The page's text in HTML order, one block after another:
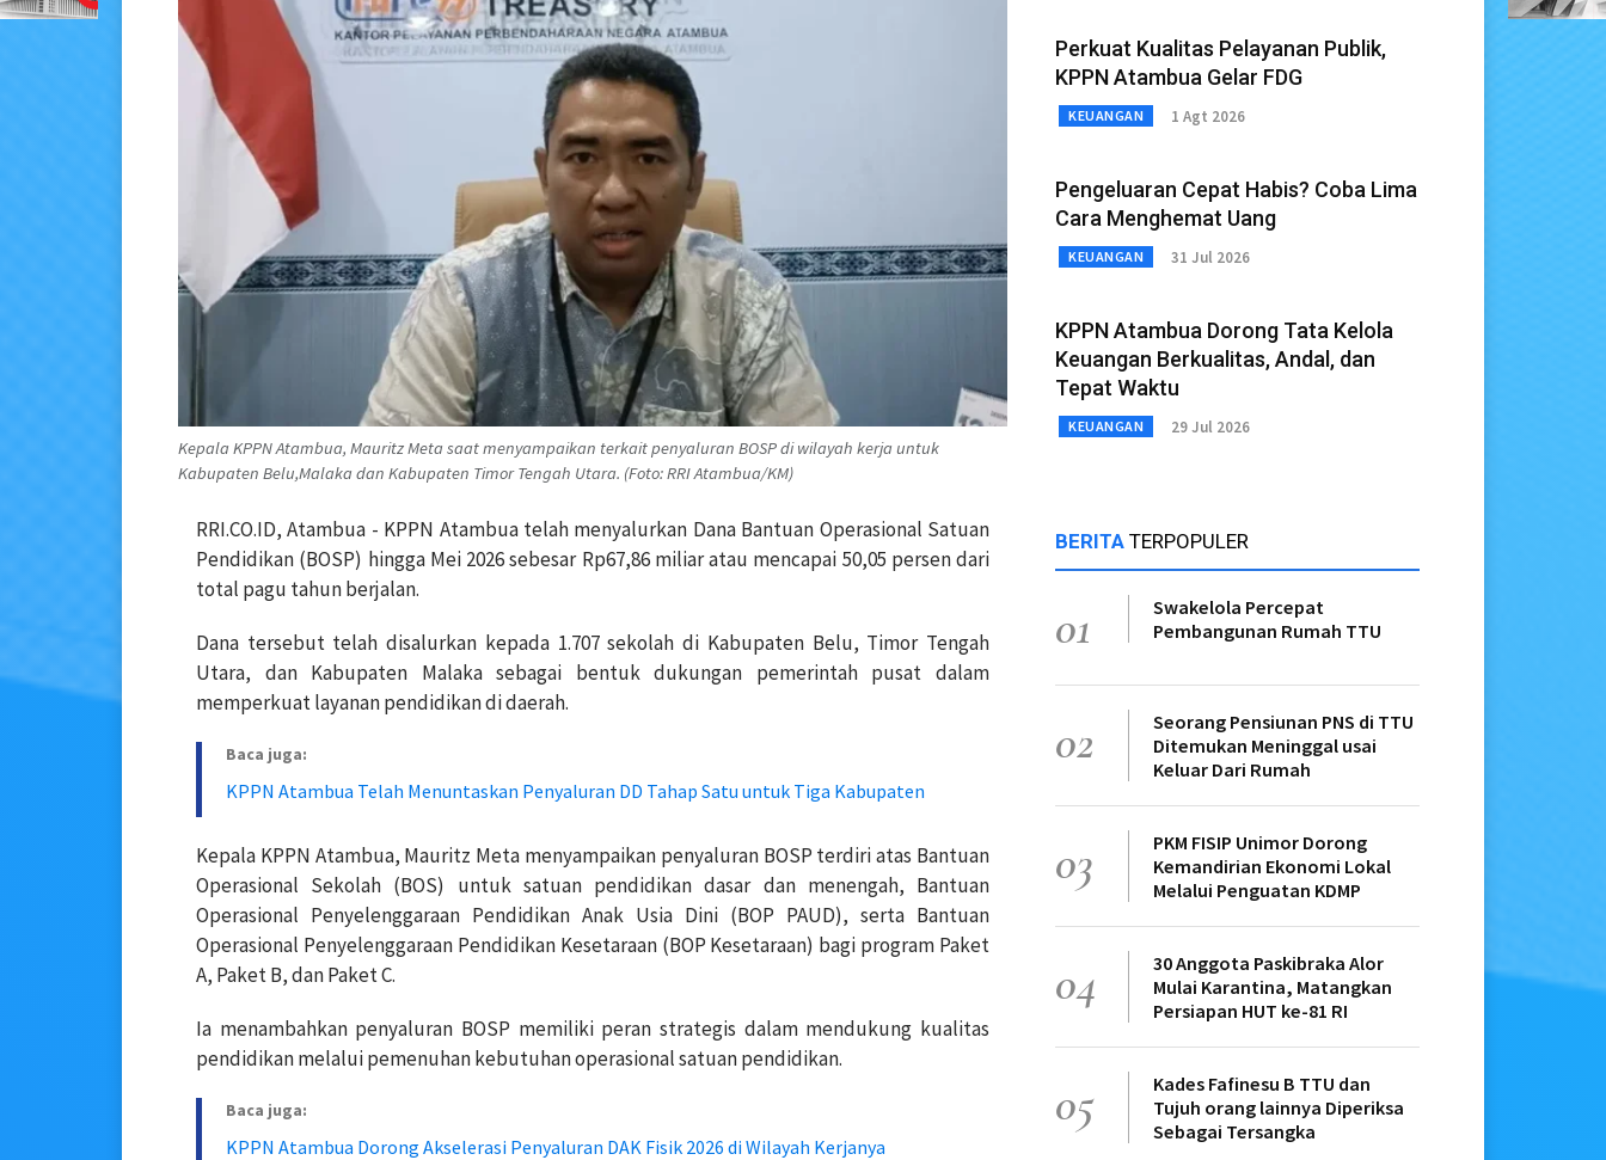
Kepala KPPN Atambua, Mauritz Meta saat menyampaikan terkait penyaluran BOSP di wilayah kerja untuk
Kabupaten Belu,Malaka dan Kabupaten Timor Tengah Utara. (Foto: RRI Atambua/KM)
RRI.CO.ID, Atambua - KPPN Atambua telah menyalurkan Dana Bantuan Operasional Satuan
Pendidikan (BOSP) hingga Mei 2026 sebesar Rp67,86 miliar atau mencapai 50,05 persen dari
total pagu tahun berjalan.
Dana tersebut telah disalurkan kepada 1.707 sekolah di Kabupaten Belu, Timor Tengah
Utara, dan Kabupaten Malaka sebagai bentuk dukungan pemerintah pusat dalam
memperkuat layanan pendidikan di daerah.
Baca juga:
KPPN Atambua Telah Menuntaskan Penyaluran DD Tahap Satu untuk Tiga Kabupaten
Kepala KPPN Atambua, Mauritz Meta menyampaikan penyaluran BOSP terdiri atas Bantuan
Operasional Sekolah (BOS) untuk satuan pendidikan dasar dan menengah, Bantuan
Operasional Penyelenggaraan Pendidikan Anak Usia Dini (BOP PAUD), serta Bantuan
Operasional Penyelenggaraan Pendidikan Kesetaraan (BOP Kesetaraan) bagi program Paket
A, Paket B, dan Paket C.
Ia menambahkan penyaluran BOSP memiliki peran strategis dalam mendukung kualitas
pendidikan melalui pemenuhan kebutuhan operasional satuan pendidikan.
Baca juga:
KPPN Atambua Dorong Akselerasi Penyaluran DAK Fisik 2026 di Wilayah Kerjanya
Perkuat Kualitas Pelayanan Publik,
KPPN Atambua Gelar FDG
KEUANGAN 1 Agt 2026
Pengeluaran Cepat Habis? Coba Lima
Cara Menghemat Uang
KEUANGAN 31 Jul 2026
KPPN Atambua Dorong Tata Kelola
Keuangan Berkualitas, Andal, dan
Tepat Waktu
KEUANGAN 29 Jul 2026
BERITA TERPOPULER
01
Swakelola Percepat
Pembangunan Rumah TTU
02
Seorang Pensiunan PNS di TTU
Ditemukan Meninggal usai
Keluar Dari Rumah
03
PKM FISIP Unimor Dorong
Kemandirian Ekonomi Lokal
Melalui Penguatan KDMP
04
30 Anggota Paskibraka Alor
Mulai Karantina, Matangkan
Persiapan HUT ke-81 RI
05
Kades Fafinesu B TTU dan
Tujuh orang lainnya Diperiksa
Sebagai Tersangka